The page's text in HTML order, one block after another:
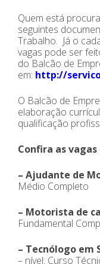
Quem está
seguintes
Trabalho. Já o
vagas pode ser
do Balcão de
em: http://
O Balcão de
elaboração
qualificação
Confira as
– Ajudante de
Médio Completo
– Motorista de
Fundamental
– Tecnólogo em
– nível: Curso